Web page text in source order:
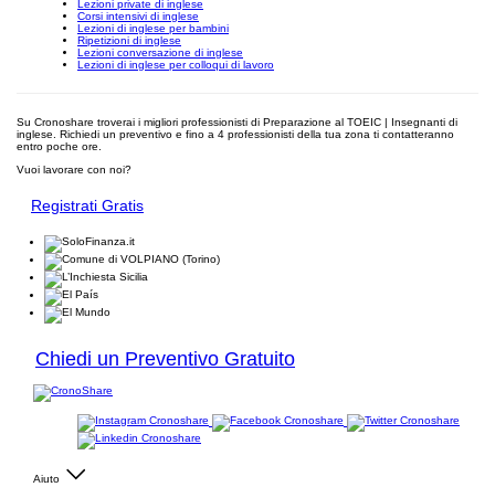
Lezioni private di inglese
Corsi intensivi di inglese
Lezioni di inglese per bambini
Ripetizioni di inglese
Lezioni conversazione di inglese
Lezioni di inglese per colloqui di lavoro
Su Cronoshare troverai i migliori professionisti di Preparazione al TOEIC | Insegnanti di
inglese. Richiedi un preventivo e fino a 4 professionisti della tua zona ti contatteranno
entro poche ore.
Vuoi lavorare con noi?
Registrati Gratis
Chiedi un Preventivo Gratuito
Aiuto